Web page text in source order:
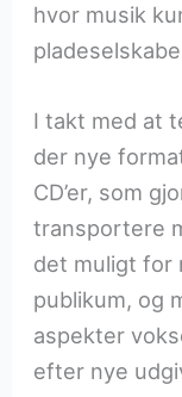
hvor musik
I takt med at
der nye
CD’er, som
transportere
det muligt for
publikum, og
aspekter
efter nye